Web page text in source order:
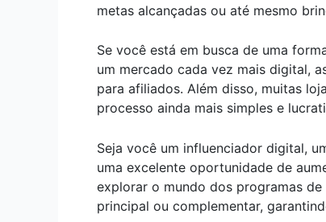
metas alcançadas ou até mesmo
Se você está em busca de uma
um mercado cada vez mais digital,
para afiliados. Além disso, muitas
processo ainda mais simples e
Seja você um influenciador digital,
uma excelente oportunidade de
explorar o mundo dos programas
principal ou complementar,